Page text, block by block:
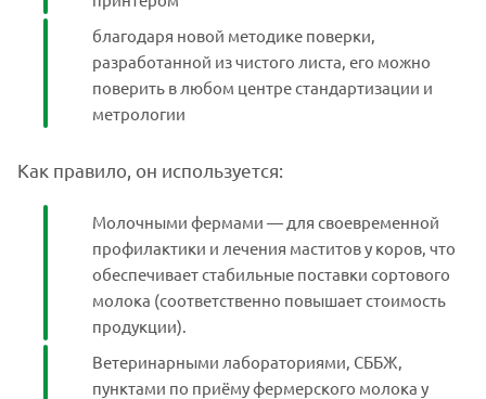
благодаря новой методике поверки,
разработанной из чистого листа, его можно
поверить в любом центре стандартизации и
метрологии
Как правило, он используется:
Молочными фермами — для своевременной
профилактики и лечения маститов у коров, что
обеспечивает стабильные поставки сортового
молока (соответственно повышает стоимость
продукции).
Ветеринарными лабораториями, СББЖ,
пунктами по приёму фермерского молока у